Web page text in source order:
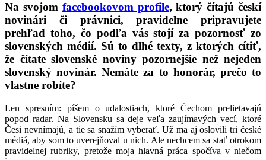
Na svojom facebookovom profile, ktorý čítajú českí
novinári či právnici, pravidelne pripravujete
prehľad toho, čo podľa vás stojí za pozornosť zo
slovenských médií. Sú to dlhé texty, z ktorých cítiť,
že čítate slovenské noviny pozornejšie než nejeden
slovenský novinár. Nemáte za to honorár, prečo to
vlastne robíte?
Len spresním: píšem o udalostiach, ktoré Čechom prelietavajú
popod radar. Na Slovensku sa deje veľa zaujímavých vecí, ktoré
Česi nevnímajú, a tie sa snažím vyberať. Už ma aj oslovili tri české
médiá, aby som to uverejňoval u nich. Ale nechcem sa stať otrokom
pravidelnej rubriky, pretože moja hlavná práca spočíva v niečom